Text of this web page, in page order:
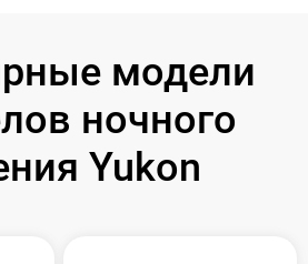
модели
ночного
Yukon